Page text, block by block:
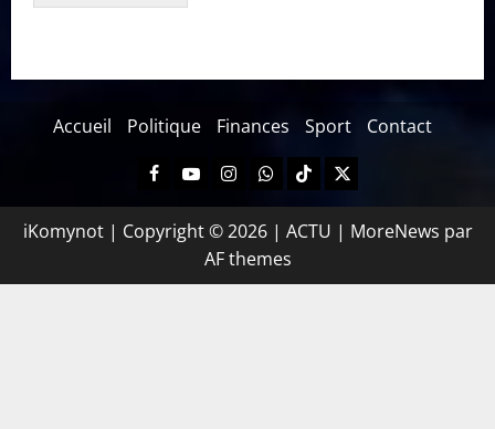
Accueil Politique Finances Sport Contact
iKomynot | Copyright © 2026 | ACTU | MoreNews par
AF themes